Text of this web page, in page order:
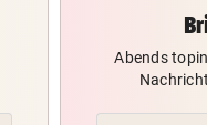
Abends